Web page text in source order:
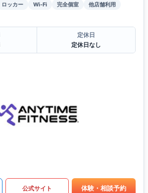
ロッカー Wi-Fi 完全個室
他店舗利用
定休日
定休日なし
公式サイト 体験・相談予約